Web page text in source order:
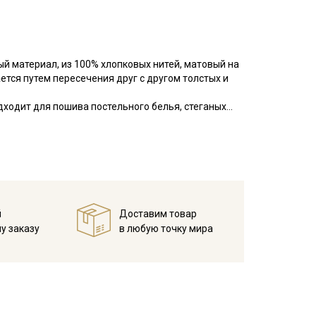
материал, из 100% хлопковых нитей, матовый на
путем пересечения друг с другом толстых и
для пошива постельного белья, стеганых
легкой одежды (рубашек, блуз, сарафанов,
заказу
Доставим товар
в любую точку мира